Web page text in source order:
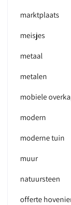
marktplaats
meisjes
metaal
metalen
mobiele
modern
moderne tuin
muur
natuursteen
offerte